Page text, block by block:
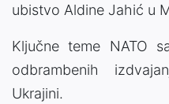
ubistvo Aldine Jahić u
Ključne teme NATO
odbrambenih
Ukrajini.